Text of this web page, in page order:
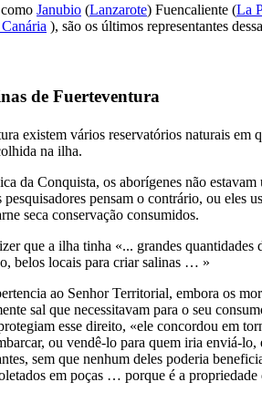
Janubio (Lanzarote) Fuencaliente (La
), são os últimos representantes
de Fuerteventura
existem vários reservatórios naturais em
na ilha.
da Conquista, os aborígenes não estavam
pensam o contrário, ou eles
seca conservação consumidos.
que a ilha tinha «... grandes quantidades
belos locais para criar salinas … »
ao Senhor Territorial, embora os
sal que necessitavam para o seu
esse direito, «ele concordou em
ou vendê-lo para quem iria enviá-lo,
sem que nenhum deles poderia
em poças … porque é a